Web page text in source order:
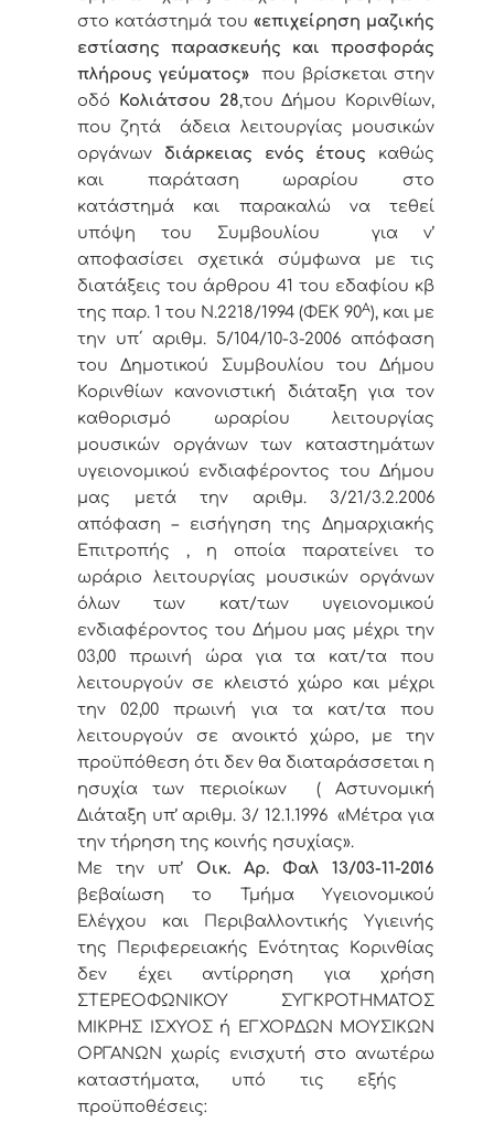
στο κατάστημά του «επιχείρηση μαζικής
εστίασης παρασκευής και προσφοράς
πλήρους γεύματος»που βρίσκεται στην
οδό Κολιάτσου 28,του Δήμου Κορινθίων,
που ζητά άδεια λειτουργίας μουσικών
οργάνων διάρκειας ενός έτους καθώς
και παράταση ωραρίου στο
κατάστημά και παρακαλώ να τεθεί
υπόψη του Συμβουλίου για ν’
αποφασίσει σχετικά σύμφωνα με τις
διατάξεις του άρθρου 41 του εδαφίου κβ
της παρ. 1 του Ν.2218/1994 (ΦΕΚ 90Α), και με
την υπ΄ αριθμ. 5/104/10-3-2006 απόφαση
του Δημοτικού Συμβουλίου του Δήμου
Κορινθίων κανονιστική διάταξη για τον
καθορισμό ωραρίου λειτουργίας
μουσικών οργάνων των καταστημάτων
υγειονομικού ενδιαφέροντος του Δήμου
μας μετά την αριθμ. 3/21/3.2.2006
απόφαση – εισήγηση της Δημαρχιακής
Επιτροπής , η οποία παρατείνει το
ωράριο λειτουργίας μουσικών οργάνων
όλων των κατ/των υγειονομικού
ενδιαφέροντος του Δήμου μας μέχρι την
03,00 πρωινή ώρα για τα κατ/τα που
λειτουργούν σε κλειστό χώρο και μέχρι
την 02,00 πρωινή για τα κατ/τα που
λειτουργούν σε ανοικτό χώρο, με την
προϋπόθεση ότι δεν θα διαταράσσεται η
ησυχία των περιοίκων ( Αστυνομική
Διάταξη υπ’ αριθμ. 3/ 12.1.1996 «Μέτρα για
την τήρηση της κοινής ησυχίας».
Με την υπ’ Οικ. Αρ. Φαλ 13/03-11-2016
βεβαίωση το Τμήμα Υγειονομικού
Ελέγχου και Περιβαλλοντικής Υγιεινής
της Περιφερειακής Ενότητας Κορινθίας
δεν έχει αντίρρηση για χρήση
ΣΤΕΡΕΟΦΩΝΙΚΟΥ ΣΥΓΚΡΟΤΗΜΑΤΟΣ
ΜΙΚΡΗΣ ΙΣΧΥΟΣ ή ΕΓΧΟΡΔΩΝ ΜΟΥΣΙΚΩΝ
ΟΡΓΑΝΩΝ χωρίς ενισχυτή στο ανωτέρω
καταστήματα, υπό τις εξής
προϋποθέσεις: